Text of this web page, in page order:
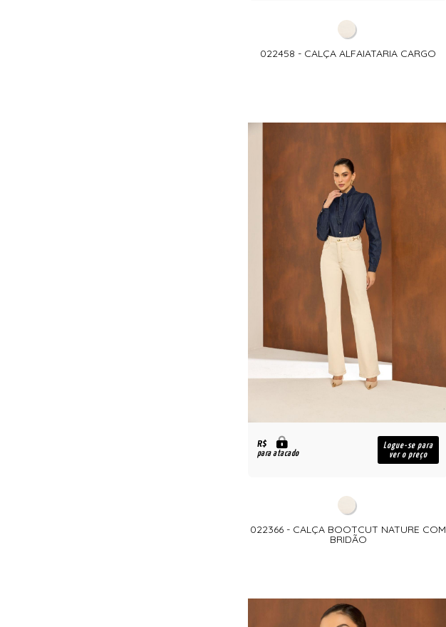
022458 - CALÇA ALFAIATARIA CARGO
R$
para atacado
Logue-se para
ver o preço
022366 - CALÇA BOOTCUT NATURE COM
BRIDÃO